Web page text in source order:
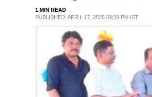
1 MIN READ
PUBLISHED: APRIL 17, 2026 09:39 PM IST